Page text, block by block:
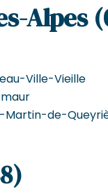
Alpes
Ville-Vieille
Martin-de-